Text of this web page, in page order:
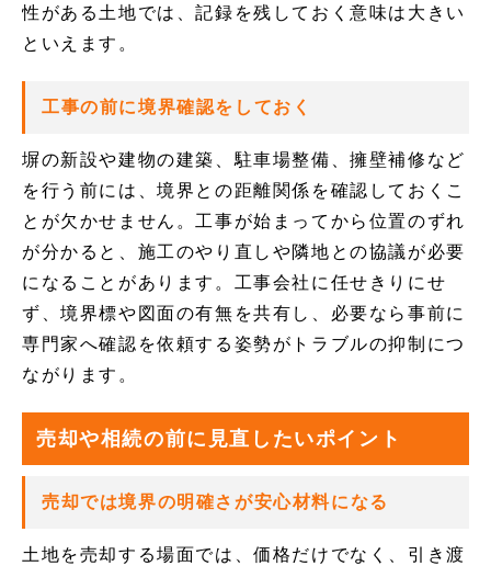
性がある土地では、記録を残しておく意味は大きい
といえます。
工事の前に境界確認をしておく
塀の新設や建物の建築、駐車場整備、擁壁補修など
を行う前には、境界との距離関係を確認しておくこ
とが欠かせません。工事が始まってから位置のずれ
が分かると、施工のやり直しや隣地との協議が必要
になることがあります。工事会社に任せきりにせ
ず、境界標や図面の有無を共有し、必要なら事前に
専門家へ確認を依頼する姿勢がトラブルの抑制につ
ながります。
売却や相続の前に見直したいポイント
売却では境界の明確さが安心材料になる
土地を売却する場面では、価格だけでなく、引き渡